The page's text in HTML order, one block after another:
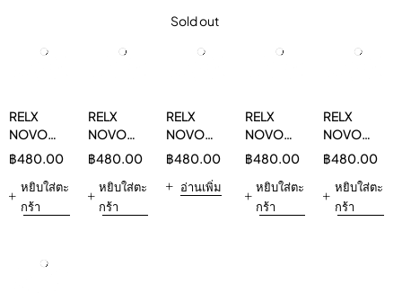
RELX
NOVO
14000
3%
THANOS
฿480.00
หยิบใส่ตะ
กร้า
RELX
NOVO
14000
Bubblegum
3%
฿480.00
หยิบใส่ตะ
กร้า
Sold out
RELX
NOVO
14000
เกลือทะเล
฿480.00
อ่านเพิ่ม
RELX
NOVO
14000
Ice Tea
3%
฿480.00
หยิบใส่ตะ
กร้า
RELX
NOVO
14000
Berry 3%
฿480.00
หยิบใส่ตะ
กร้า